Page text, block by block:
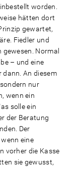
worden.
hätten dort
gewartet,
Fiedler und
Normal
– und eine
dann. An diesem
nur
wenn ein
solle ein
der Beratung
Der
eine
vorher die Kasse
sie gewusst,